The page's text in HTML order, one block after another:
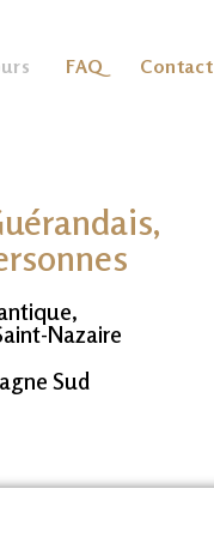
FAQ Contact
Nazaire
Sud